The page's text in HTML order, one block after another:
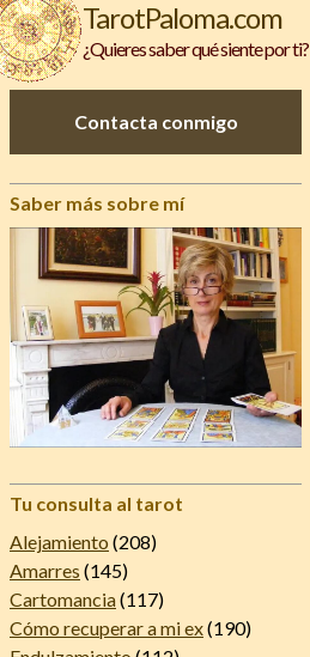
TarotPaloma.com
¿Quieres saber qué siente por ti?
Contacta conmigo
Saber más sobre mí
Tu consulta al tarot
Alejamiento (208)
Amarres (145)
Cartomancia(117)
Cómo recuperar a mi ex(190)